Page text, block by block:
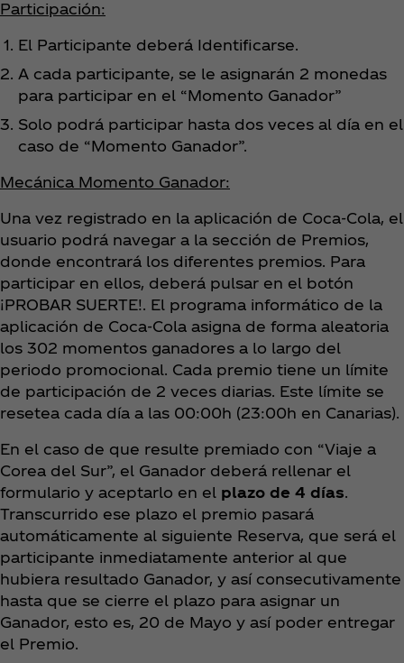
Participación:
El Participante deberá Identificarse.
A cada participante, se le asignarán 2 monedas
para participar en el “Momento Ganador”
Solo podrá participar hasta dos veces al día en el
caso de “Momento Ganador”.
Mecánica Momento Ganador:
Una vez registrado en la aplicación de Coca‑Cola, el
usuario podrá navegar a la sección de Premios,
donde encontrará los diferentes premios. Para
participar en ellos, deberá pulsar en el botón
¡PROBAR SUERTE!. El programa informático de la
aplicación de Coca‑Cola asigna de forma aleatoria
los 302 momentos ganadores a lo largo del
periodo promocional. Cada premio tiene un límite
de participación de 2 veces diarias. Este límite se
resetea cada día a las 00:00h (23:00h en Canarias).
En el caso de que resulte premiado con “Viaje a
Corea del Sur”, el Ganador deberá rellenar el
formulario y aceptarlo en el plazo de 4 días.
Transcurrido ese plazo el premio pasará
automáticamente al siguiente Reserva, que será el
participante inmediatamente anterior al que
hubiera resultado Ganador, y así consecutivamente
hasta que se cierre el plazo para asignar un
Ganador, esto es, 20 de Mayo y así poder entregar
el Premio.